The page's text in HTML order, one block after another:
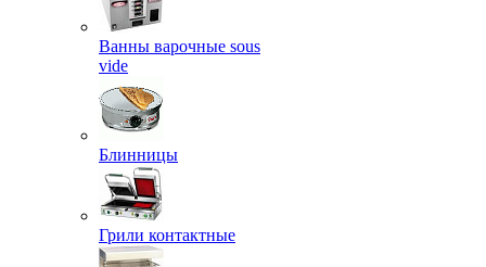
Ванны варочные sous
vide
Блинницы
Грили контактные